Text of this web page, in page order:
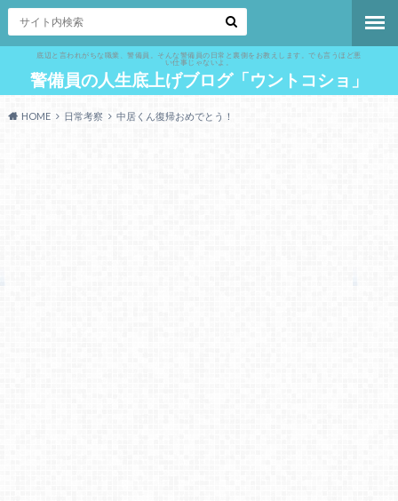
底辺と言われがちな職業、警備員。そんな警備員の日常と裏側をお教えします。でも言うほど悪
い仕事じゃないよ。
警備員の人生底上げブログ「ウントコショ」
HOME 日常考察 中居くん復帰おめでとう！